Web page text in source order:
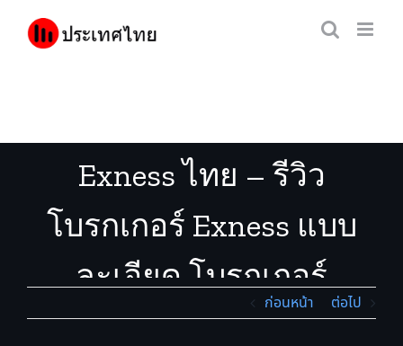
Exness ไทย – รีวิว
โบรกเกอร์ Exness แบบ
ละเอียด โบรกเกอร์
Exness ดีไหม
ก่อนหน้า ต่อไป